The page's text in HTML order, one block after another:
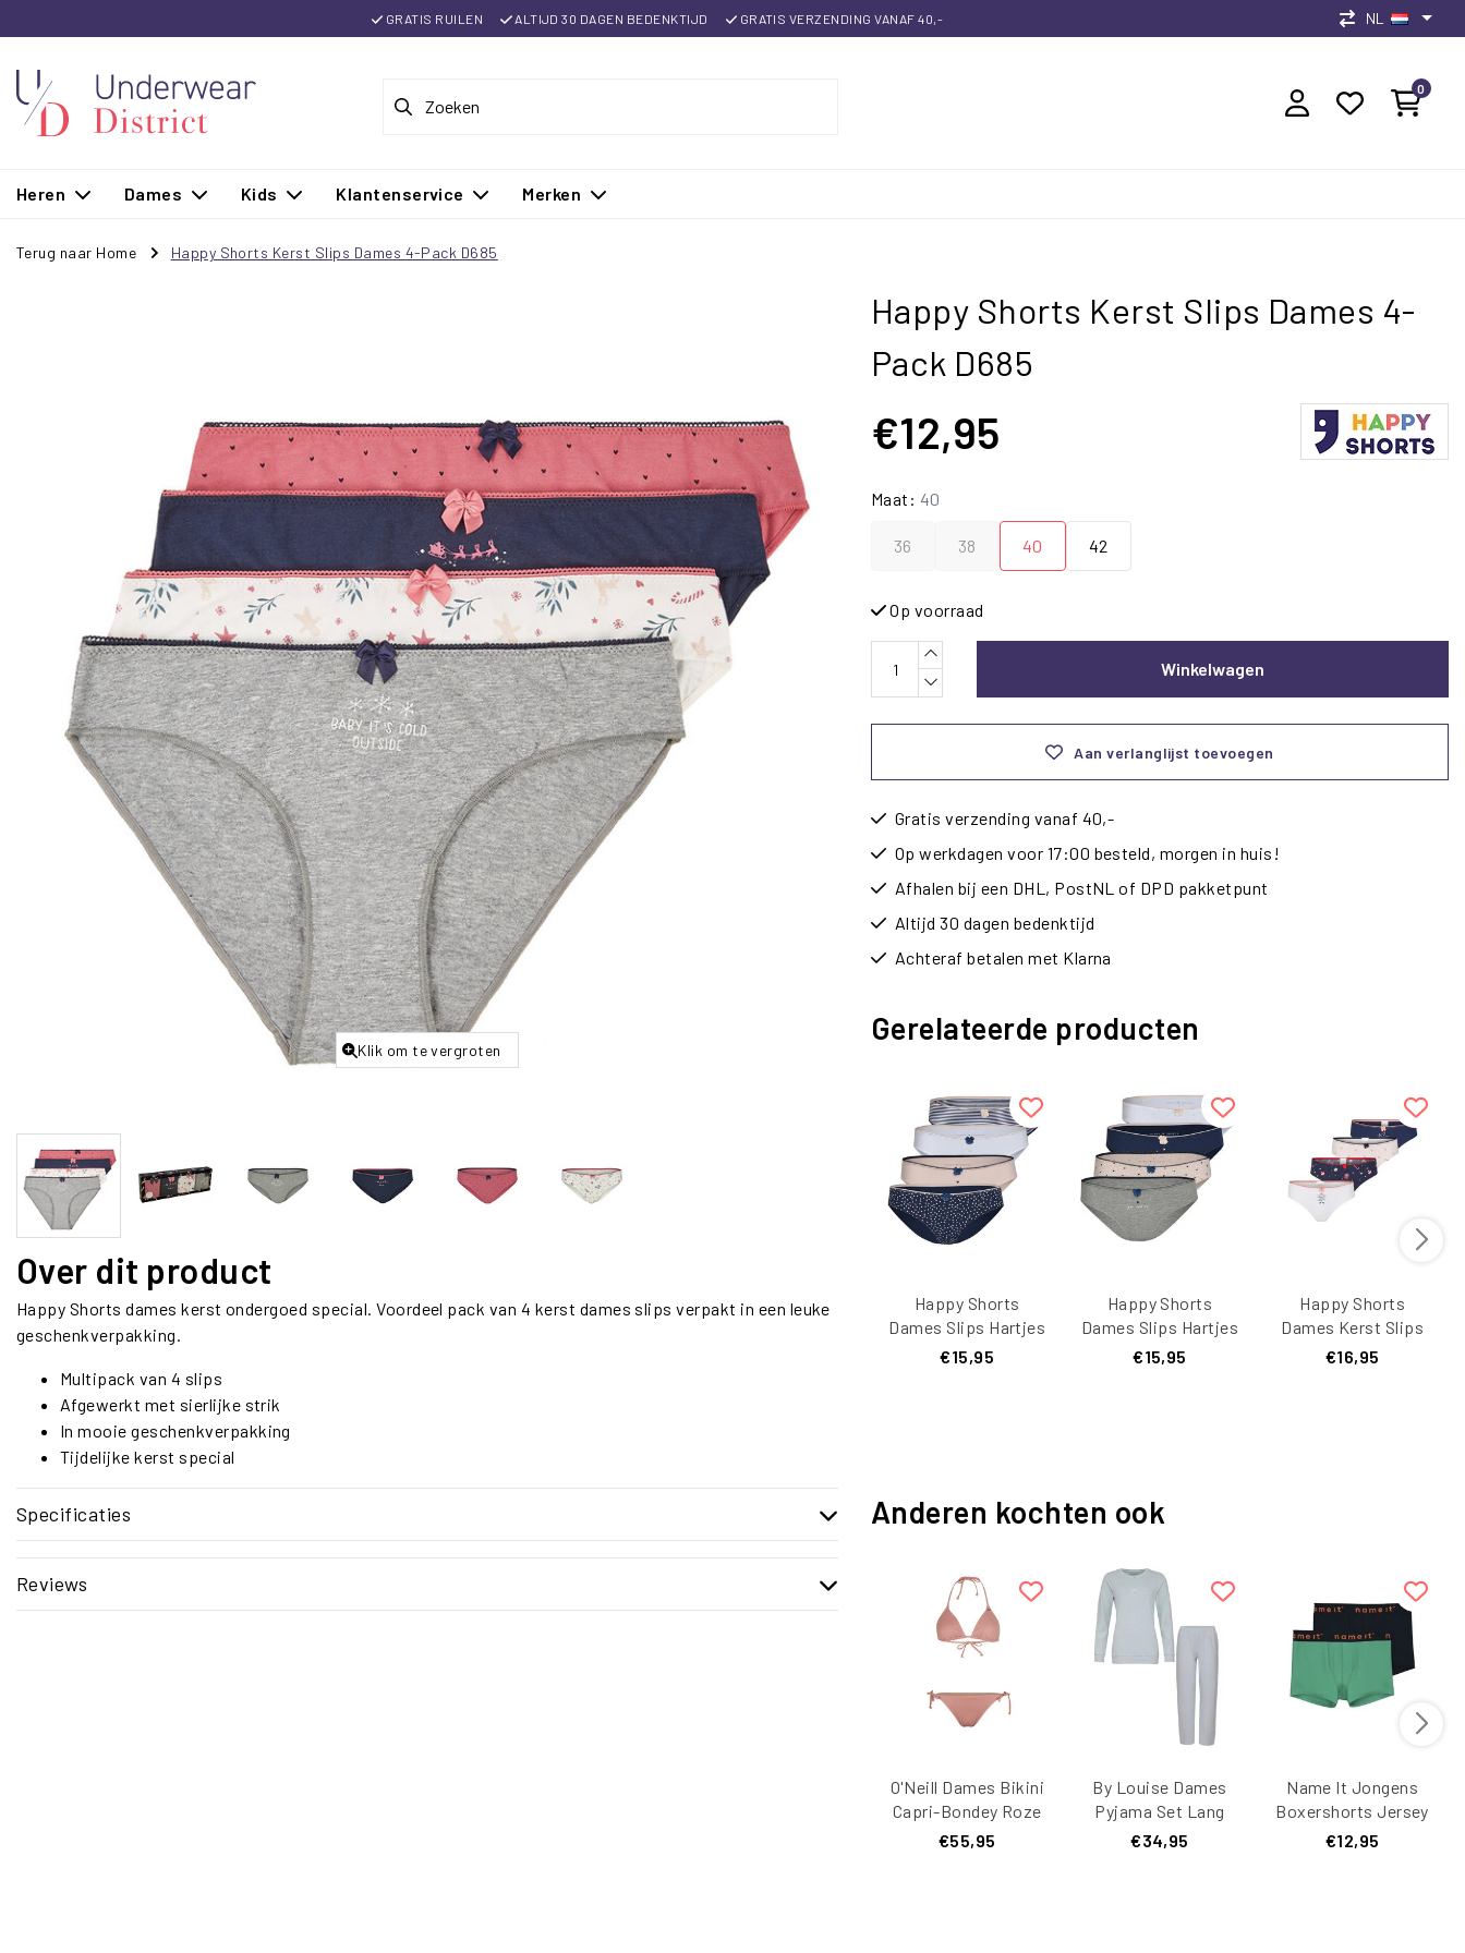
GRATIS RUILEN ALTIJD 30 DAGEN BEDENKTIJD GRATIS VERZENDING VANAF 40,- NL
0
Heren Dames Kids Klantenservice Merken
Terug naar Home Happy Shorts Kerst Slips Dames 4-Pack D685
Klik om te vergroten
Over dit product
Happy Shorts dames kerst ondergoed special. Voordeel pack van 4 kerst dames slips verpakt in een leuke
geschenkverpakking.
Multipack van 4 slips
Afgewerkt met sierlijke strik
In mooie geschenkverpakking
Tijdelijke kerst special
Specificaties
Reviews
Happy Shorts Kerst Slips Dames 4-
Pack D685
€12,95
Maat: 40
36 38 40 42
Op voorraad
Winkelwagen
Aan verlanglijst toevoegen
Gratis verzending vanaf 40,-
Op werkdagen voor 17:00 besteld, morgen in huis!
Afhalen bij een DHL, PostNL of DPD pakketpunt
Altijd 30 dagen bedenktijd
Achteraf betalen met Klarna
Gerelateerde producten
Happy Shorts
Dames Slips Hartjes
Print 4-Pack D688
€15,95
Happy Shorts
Dames Slips Hartjes
Print 4-Pack D687
€15,95
Happy Shorts
Dames Kerst Slips
4-Pack
€16,95
Anderen kochten ook
O'Neill Dames Bikini
Capri-Bondey Roze
€55,95
By Louise Dames
Pyjama Set Lang
Interlock Effen Mint
€34,95
Name It Jongens
Boxershorts Jersey
NKMBOXER 2-Pack
€12,95